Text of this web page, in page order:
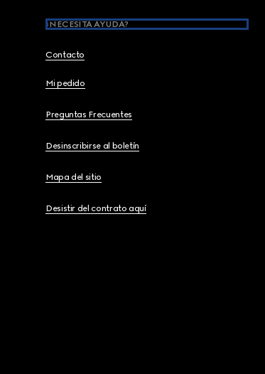
¿NECESITA AYUDA?
Contacto
Mi pedido
Preguntas Frecuentes
Desinscribirse al boletín
Mapa del sitio
Desistir del contrato aquí